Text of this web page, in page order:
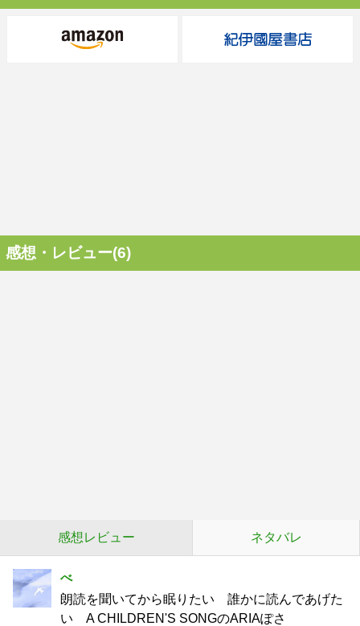
感想・レビュー(6)
感想レビュー ネタバレ
べ
朗読を聞いてから眠りたい 誰かに読んであげた
い A CHILDREN'S SONGのARIAぽさ